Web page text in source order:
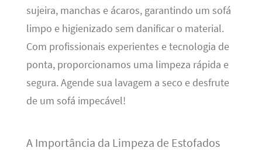
sujeira, manchas e ácaros, garantindo um sofá
limpo e higienizado sem danificar o material.
Com profissionais experientes e tecnologia de
ponta, proporcionamos uma limpeza rápida e
segura. Agende sua lavagem a seco e desfrute
de um sofá impecável!
A Importância da Limpeza de Estofados